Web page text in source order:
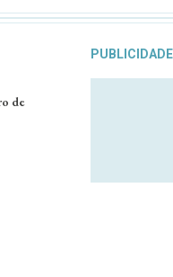
de
PUBLICIDADE